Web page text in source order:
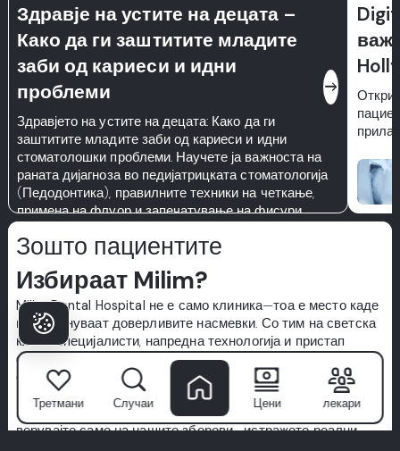
Здравје на устите на децата –
Како да ги заштитите младите
заби од кариеси и идни
проблеми
east
Здравјето на устите на децата: Како да ги
заштитите младите заби од кариеси и идни
стоматолошки проблеми. Научете ја важноста на
раната дијагноза во педијатрицката стоматологија
(Педодонтика), правилните техники на четкање,
примена на флуор и запечатување на фисури.
Зошто пациентите
Избираат Milim?
Milim Dental Hospital не е само клиника—тоа е место каде
што почнуваат доверливите насмевки. Со тим на светска
класа специјалисти, напредна технологија и пристап
фокусиран на пациентот, ние ја трансформираме
стоматолошката нега во премиум искуство.
Ние даваме приоритет на хигиената, удобноста и
персонализирани третмани дизајнирани само за вас. Не
верувајте само на нашите зборови—истражете реални
Третмани Случаи Цени лекари